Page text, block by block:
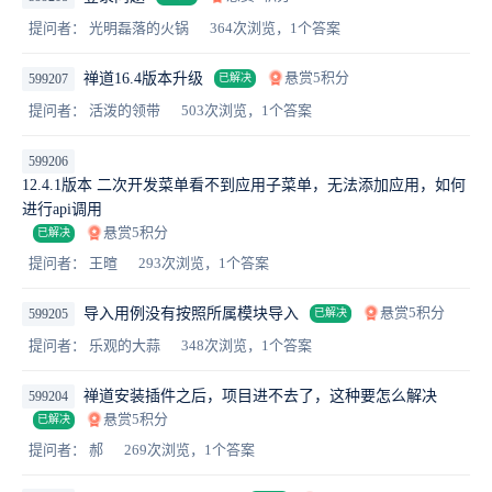
提问者： 光明磊落的火锅
364次浏览，1个答案
599207 禅道16.4版本升级 已解决
悬赏5积分
提问者： 活泼的领带
503次浏览，1个答案
599206
12.4.1版本 二次开发菜单看不到应用子菜单，无法添加应用，如何
进行api调用
已解决
悬赏5积分
提问者： 王暄
293次浏览，1个答案
599205 导入用例没有按照所属模块导入 已解决
悬赏5积分
提问者： 乐观的大蒜
348次浏览，1个答案
599204 禅道安装插件之后，项目进不去了，这种要怎么解决
已解决
悬赏5积分
提问者： 郝
269次浏览，1个答案